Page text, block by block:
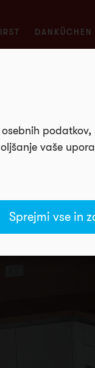
DANKÜCHEN
podatkov,
vaše
Sprejmi vse in